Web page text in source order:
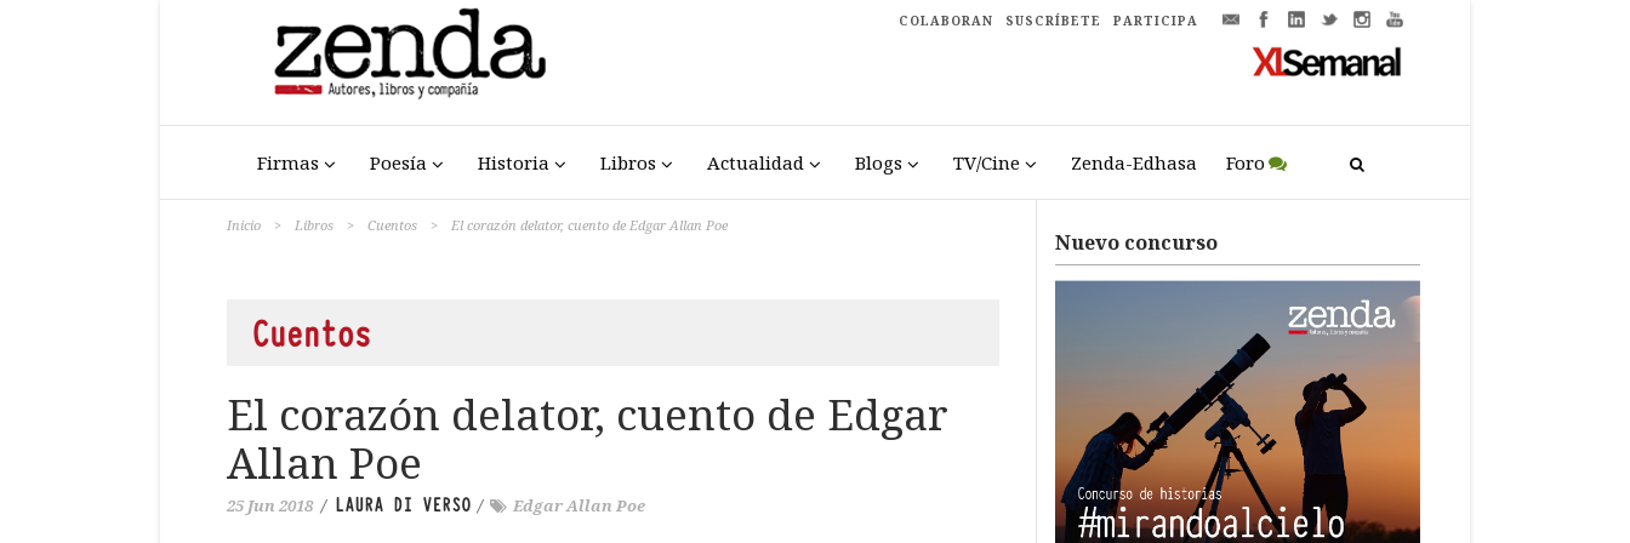
COLABORAN SUSCRÍBETE PARTICIPA
Firmas Poesía Historia Libros Actualidad Blogs TV/Cine Zenda-Edhasa Foro
Inicio > Libros > Cuentos > El corazón delator, cuento de Edgar Allan Poe
Cuentos
El corazón delator, cuento de Edgar
Allan Poe
25 Jun 2018 / LAURA DI VERSO / Edgar Allan Poe
Nuevo concurso